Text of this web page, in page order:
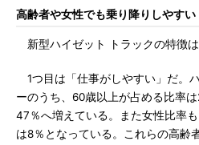
高齢者や女性でも乗り降りしやすい
新型ハイゼット トラックの特徴は
1つ目は「仕事がしやすい」だ。
ーのうち、60歳以上が占める比率
47％へ増えている。また女性比率
は8％となっている。これらの高齢